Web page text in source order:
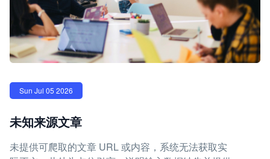
Sun Jul 05 2026
未知来源文章
未提供可爬取的文章 URL 或内容，系统无法获取实